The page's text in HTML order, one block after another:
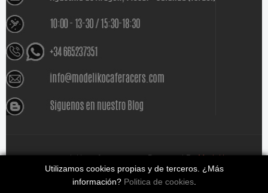
Utilizamos cookies propias y de terceros. ¿Más
información? Politica de cookies.
www.modelikocaferacers.com Designed By Modeliko